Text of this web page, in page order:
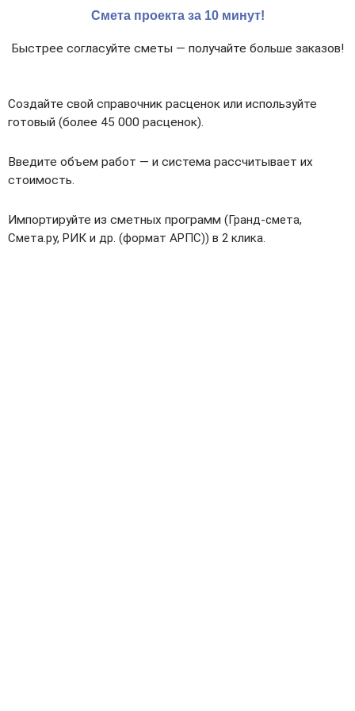
Смета проекта за 10 минут!
Быстрее согласуйте сметы — получайте больше заказов!
Создайте свой справочник расценок или используйте
готовый (более 45 000 расценок).
Введите объем работ — и система рассчитывает их
стоимость.
Импортируйте из сметных программ (Гранд-смета,
Смета.ру, РИК и др. (формат АРПС)) в 2 клика.